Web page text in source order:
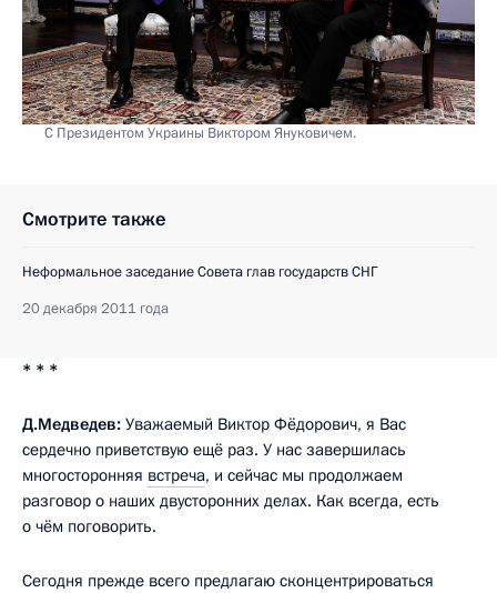
С Президентом Украины Виктором Януковичем.
Смотрите также
Неформальное заседание Совета глав государств СНГ
20 декабря 2011 года
* * *
Д.Медведев: Уважаемый Виктор Фёдорович, я Вас
сердечно приветствую ещё раз. У нас завершилась
многосторонняя встреча, и сейчас мы продолжаем
разговор о наших двусторонних делах. Как всегда, есть
о чём поговорить.
Сегодня прежде всего предлагаю сконцентрироваться